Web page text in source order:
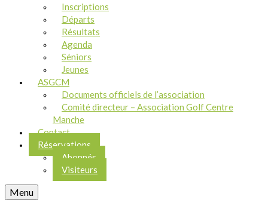
Inscriptions
Départs
Résultats
Agenda
Séniors
Jeunes
ASGCM
Documents officiels de l’association
Comité directeur – Association Golf Centre
Manche
Contact
Réservations
Abonnés
Visiteurs
Menu